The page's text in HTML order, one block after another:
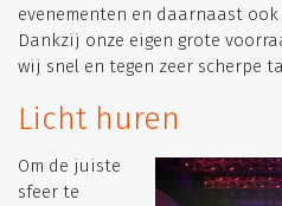
evenementen en daarnaast
Dankzij onze eigen grote
wij snel en tegen zeer scherpe
Licht huren
Om de juiste
sfeer te